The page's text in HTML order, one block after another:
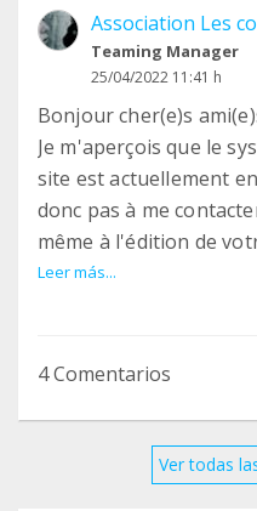
Association Les
Teaming Manager
25/04/2022 11:41 h
Bonjour cher(e)s
Je m'aperçois que le
site est actuellement
donc pas à me
même à l'édition de
plus à me donner votre
envoyer les nouvelles
petit courrier.
Tiphaine et les loulous
Leer más...
4 Comentarios
Ver todas